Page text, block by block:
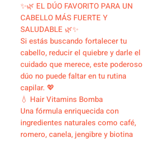
✨🌿 EL DÚO FAVORITO PARA UN
CABELLO MÁS FUERTE Y
SALUDABLE 🌿✨
Si estás buscando fortalecer tu
cabello, reducir el quiebre y darle el
cuidado que merece, este poderoso
dúo no puede faltar en tu rutina
capilar. 💖
💧 Hair Vitamins Bomba
Una fórmula enriquecida con
ingredientes naturales como café,
romero, canela, jengibre y biotina